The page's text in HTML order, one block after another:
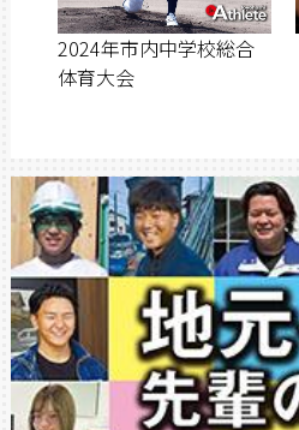
2024年市内中学校総合
体育大会